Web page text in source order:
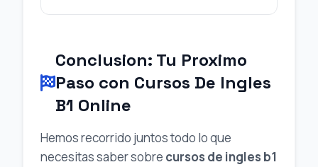
Conclusion: Tu Proximo
Paso con Cursos De Ingles
B1 Online
Hemos recorrido juntos todo lo que
necesitas saber sobre cursos de ingles b1